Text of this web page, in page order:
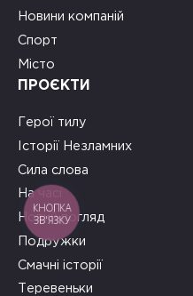
Новини компаній
Спорт
Місто
ПРОЄКТИ
Герої тилу
Історії Незламних
Сила слова
На часі
Новий погляд
Подружки
Смачні історії
Теревеньки
КНОПКА
ЗВ'ЯЗКУ